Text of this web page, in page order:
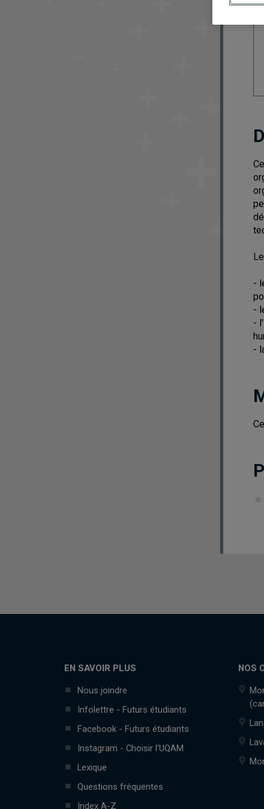
-
-
-
-
EN SAVOIR PLUS
Nous joindre
Infolettre - Futurs étudiants
Facebook - Futurs étudiants
Instagram - Choisir l'UQAM
Lexique
Questions fréquentes
Index A-Z
NOS